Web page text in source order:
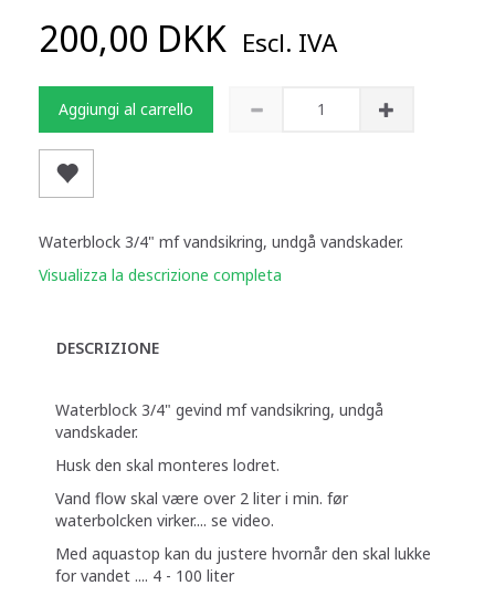
200,00 DKK Escl. IVA
Aggiungi al carrello
Waterblock 3/4" mf vandsikring, undgå vandskader.
Visualizza la descrizione completa
DESCRIZIONE
Waterblock 3/4" gevind mf vandsikring, undgå
vandskader.
Husk den skal monteres lodret.
Vand flow skal være over 2 liter i min. før
waterbolcken virker.... se video.
Med aquastop kan du justere hvornår den skal lukke
for vandet .... 4 - 100 liter